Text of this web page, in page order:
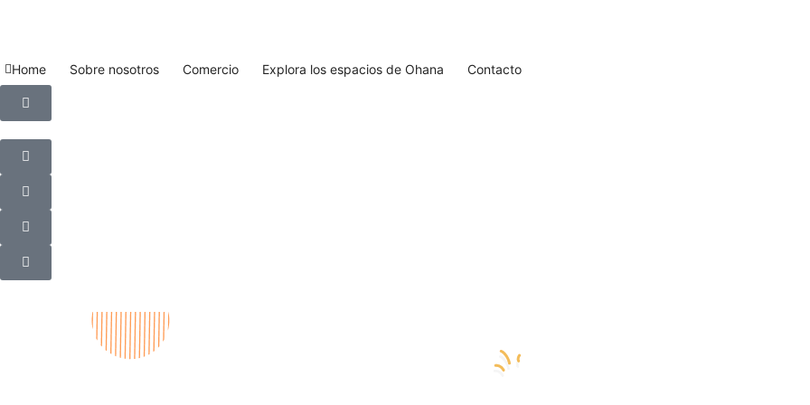
Home Sobre nosotros Comercio Explora los espacios de Ohana Contacto